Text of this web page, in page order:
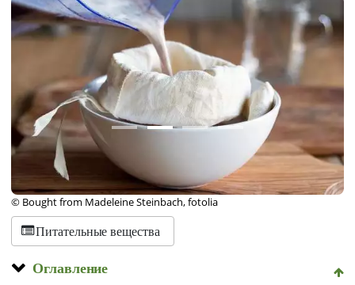
© Bought from Madeleine Steinbach, fotolia
Питательные вещества
Оглавление